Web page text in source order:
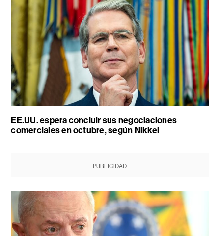
EE.UU. espera concluir sus negociaciones
comerciales en octubre, según Nikkei
PUBLICIDAD